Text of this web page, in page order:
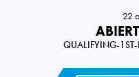
22
QUALIFYING-1ST-